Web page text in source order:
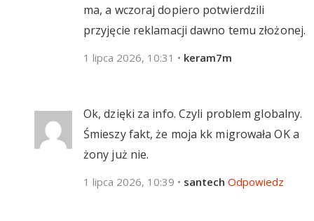
ma, a wczoraj dopiero potwierdzili
przyjęcie reklamacji dawno temu złożonej.
1 lipca 2026, 10:31 • keram7m
Ok, dzięki za info. Czyli problem globalny.
Śmieszy fakt, że moja kk migrowała OK a
żony już nie.
1 lipca 2026, 10:39 • santech Odpowiedz